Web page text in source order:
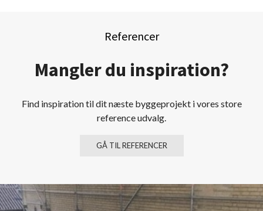
Referencer
Mangler du inspiration?
Find inspiration til dit næste byggeprojekt i vores store
reference udvalg.
GÅ TIL REFERENCER